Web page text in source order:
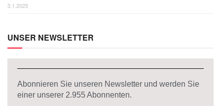
3.1.2025
UNSER NEWSLETTER
Abonnieren Sie unseren Newsletter und werden Sie
einer unserer 2.955Abonnenten.